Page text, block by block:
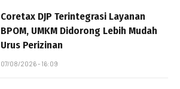
Coretax DJP Terintegrasi Layanan
BPOM, UMKM Didorong Lebih Mudah
Urus Perizinan
07/08/2026 - 16:09